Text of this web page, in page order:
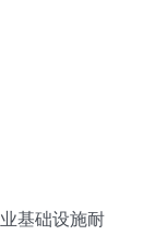
基础设施耐